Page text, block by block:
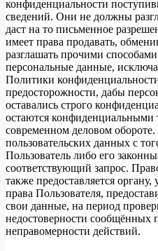
конфиденциальности
сведений. Они не должны
даст на то письменное
имеет права продавать,
разглашать прочими
персональные данные,
Политики
предосторожности, дабы
оставались строго
остаются конфиденциальными
современном деловом
пользовательских данных с
Пользователь либо его
соответствующий запрос.
также предоставляется
права Пользователя,
свои данные, на период
недостоверности сообщённых
неправомерности действий.